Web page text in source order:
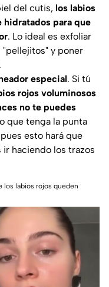
del cutis, los labios
para que
. Lo ideal es exfoliar
y poner
especial. Si tú
rojos voluminosos
no te puedes
que tenga la punta
esto hará que
ir haciendo los trazos
los labios rojos queden